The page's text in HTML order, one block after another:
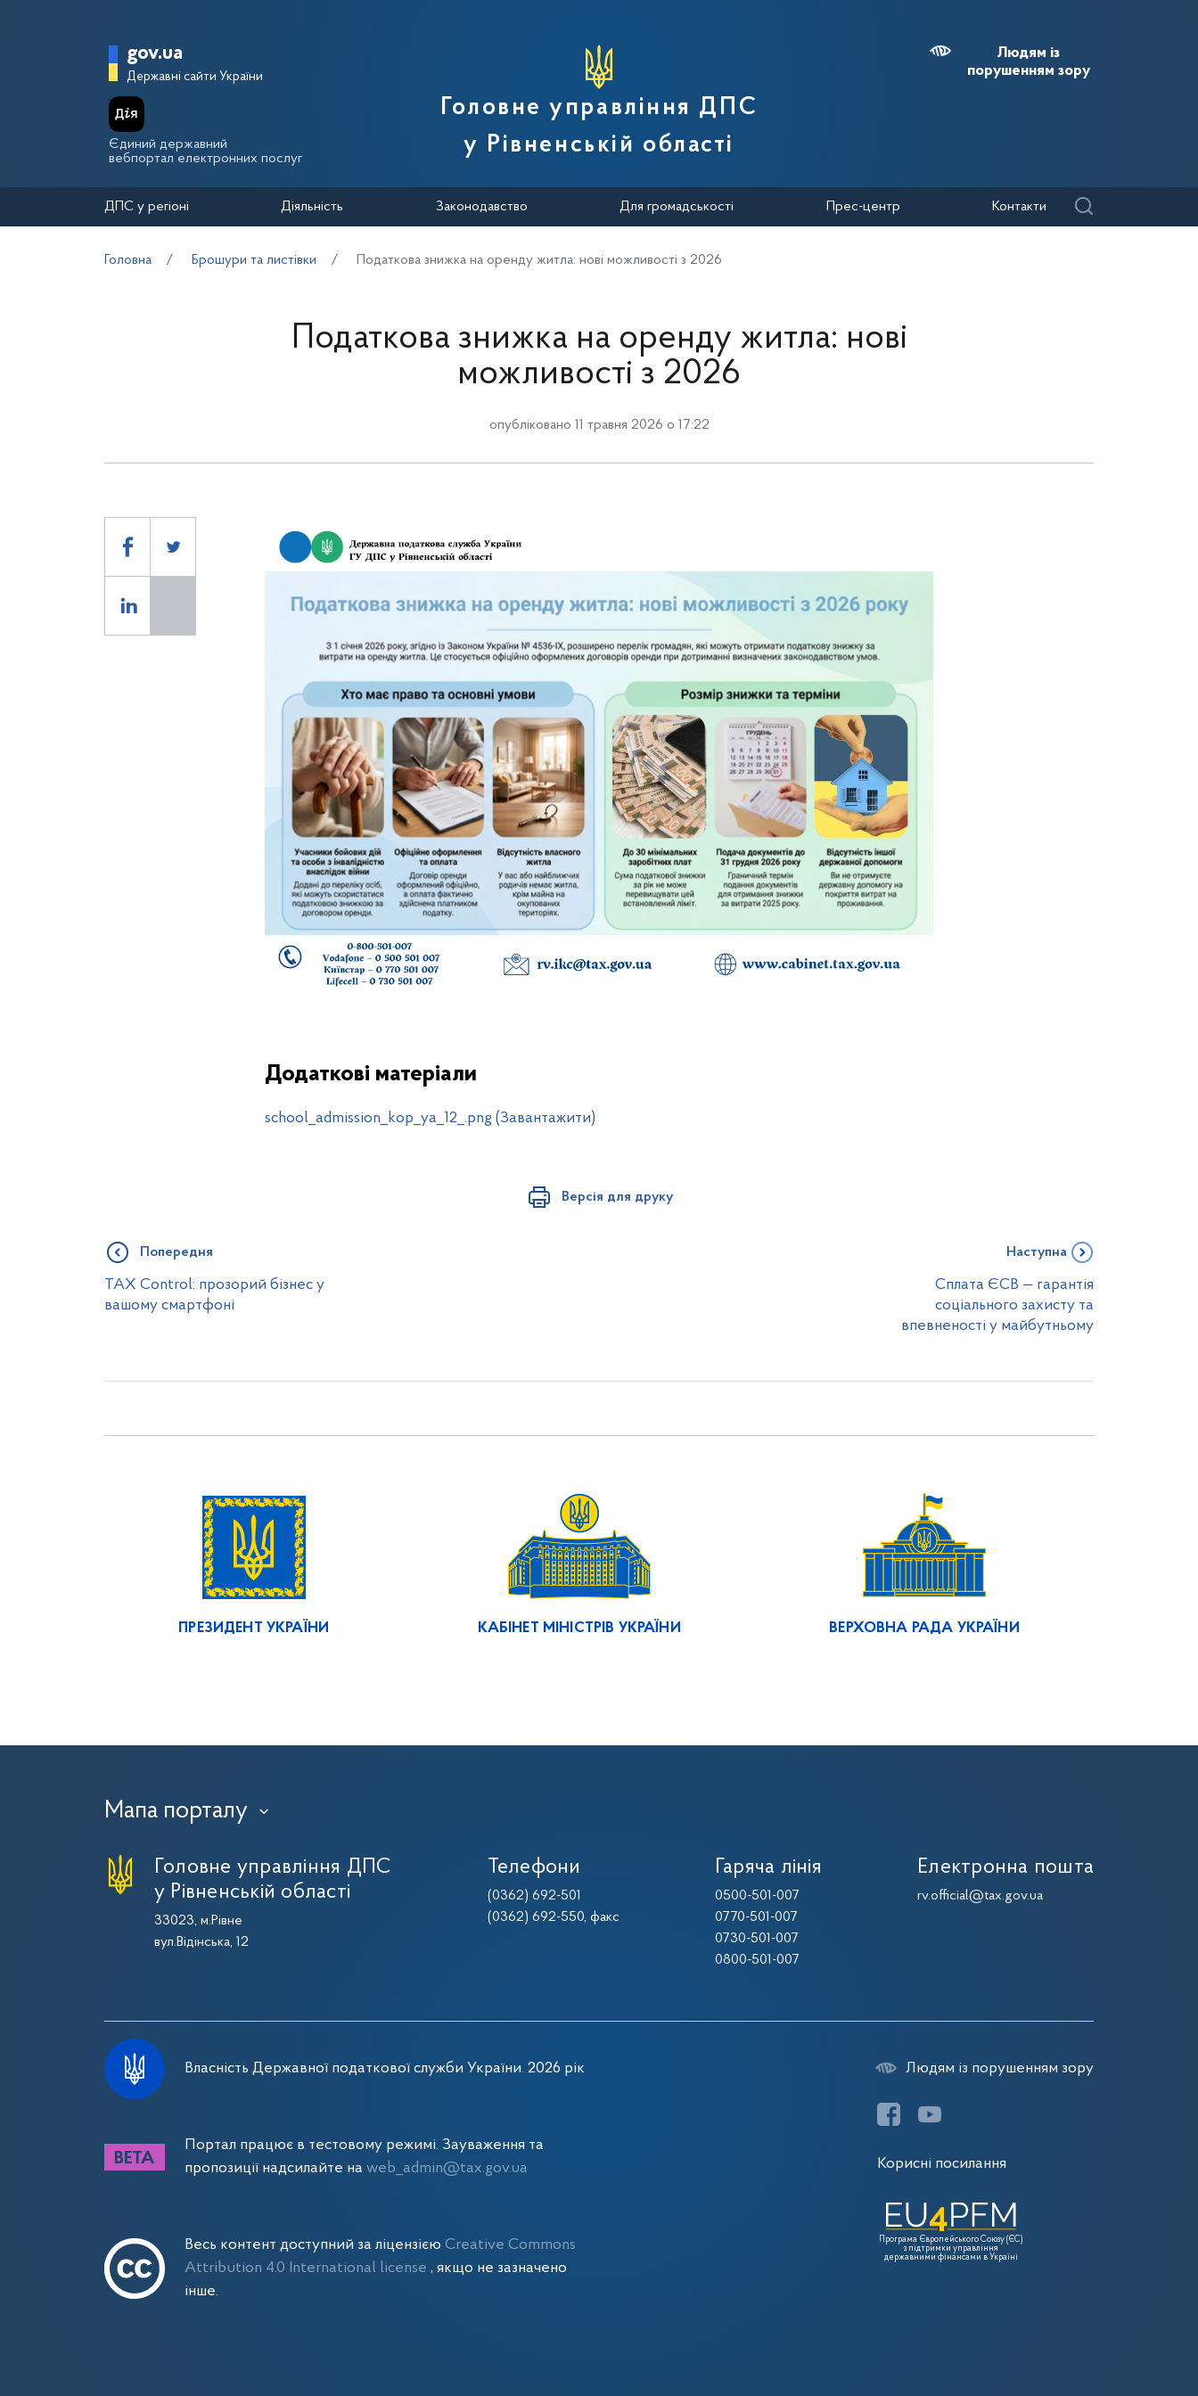
Головна сторінка Державної податкової служби України
gov.ua
Державні сайти України
Єдиний державний
вебпортал електронних послуг
Головне управління ДПС
у Рівненській області
Людям із
порушенням зору
ДПС у регіоні Діяльність Законодавство Для громадськості Прес-центр Контакти
Головна Брошури та листівки Податкова знижка на оренду житла: нові можливості з 2026
Податкова знижка на оренду житла: нові
можливості з 2026
опубліковано 11 травня 2026 о 17:22
Додаткові матеріали
school_admission_kop_ya_12_.png (Завантажити)
Версія для друку
Попередня
TAX Control: прозорий бізнес у
вашому смартфоні
Наступна
Сплата ЄСВ — гарантія
соціального захисту та
впевненості у майбутньому
ПРЕЗИДЕНТ УКРАЇНИ КАБІНЕТ МІНІСТРІВ УКРАЇНИ ВЕРХОВНА РАДА УКРАЇНИ
Мапа порталу ›
Головне управління ДПС
у Рівненській області
33023, м.Рівне
вул.Відінська, 12
Телефони
(0362) 692-501
(0362) 692-550, факс
Гаряча лінія
0500-501-007
0770-501-007
0730-501-007
0800-501-007
Електронна пошта
rv.official@tax.gov.ua
Власність Державної податкової служби України. 2026 рік
Портал працює в тестовому режимі. Зауваження та
пропозиції надсилайте на web_admin@tax.gov.ua
Весь контент доступний за ліцензією Creative Commons
Attribution 4.0 International license , якщо не зазначено
інше.
Людям із порушенням зору
Корисні посилання
Програма Європейського Союзу (ЄС)
з підтримки управління
державними фінансами в Україні